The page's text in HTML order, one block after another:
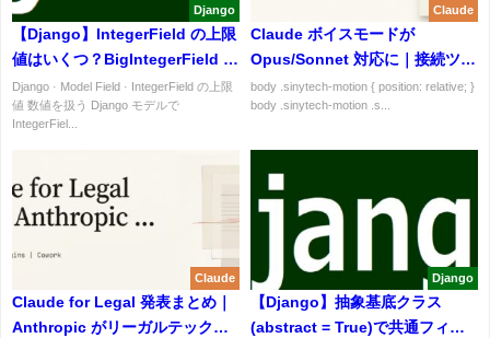
Django
【Django】IntegerField の上限
値はいくつ？BigIntegerField と
の使い分け・全 Integer 系フィ
ールド一覧
Django · Model Field · IntegerField の上限
値 数値を扱う Django モデルで
IntegerFiel...
Claude
Claude ボイスモードが
Opus/Sonnet 対応に｜接続ツー
ル・日本語まで全部わかる最新
アップデート解説
body .sinytech-motion { position: relative; }
body .sinytech-motion .s...
Claude
Claude for Legal 発表まとめ｜
Anthropic がリーガルテック参
Django
【Django】抽象基底クラス
(abstract = True)で共通フィー